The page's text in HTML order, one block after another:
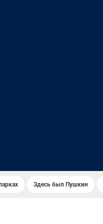
Здесь был Пушкин